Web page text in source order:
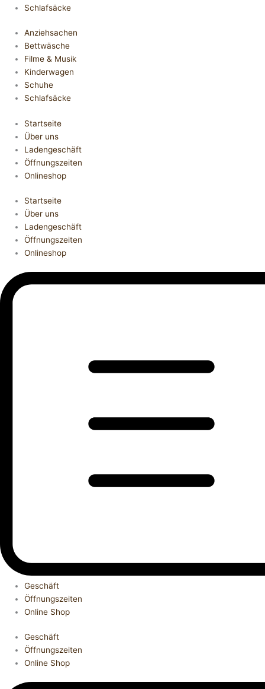
Schlafsäcke
Anziehsachen
Bettwäsche
Filme & Musik
Kinderwagen
Schuhe
Schlafsäcke
Startseite
Über uns
Ladengeschäft
Öffnungszeiten
Onlineshop
Startseite
Über uns
Ladengeschäft
Öffnungszeiten
Onlineshop
Geschäft
Öffnungszeiten
Online Shop
Geschäft
Öffnungszeiten
Online Shop